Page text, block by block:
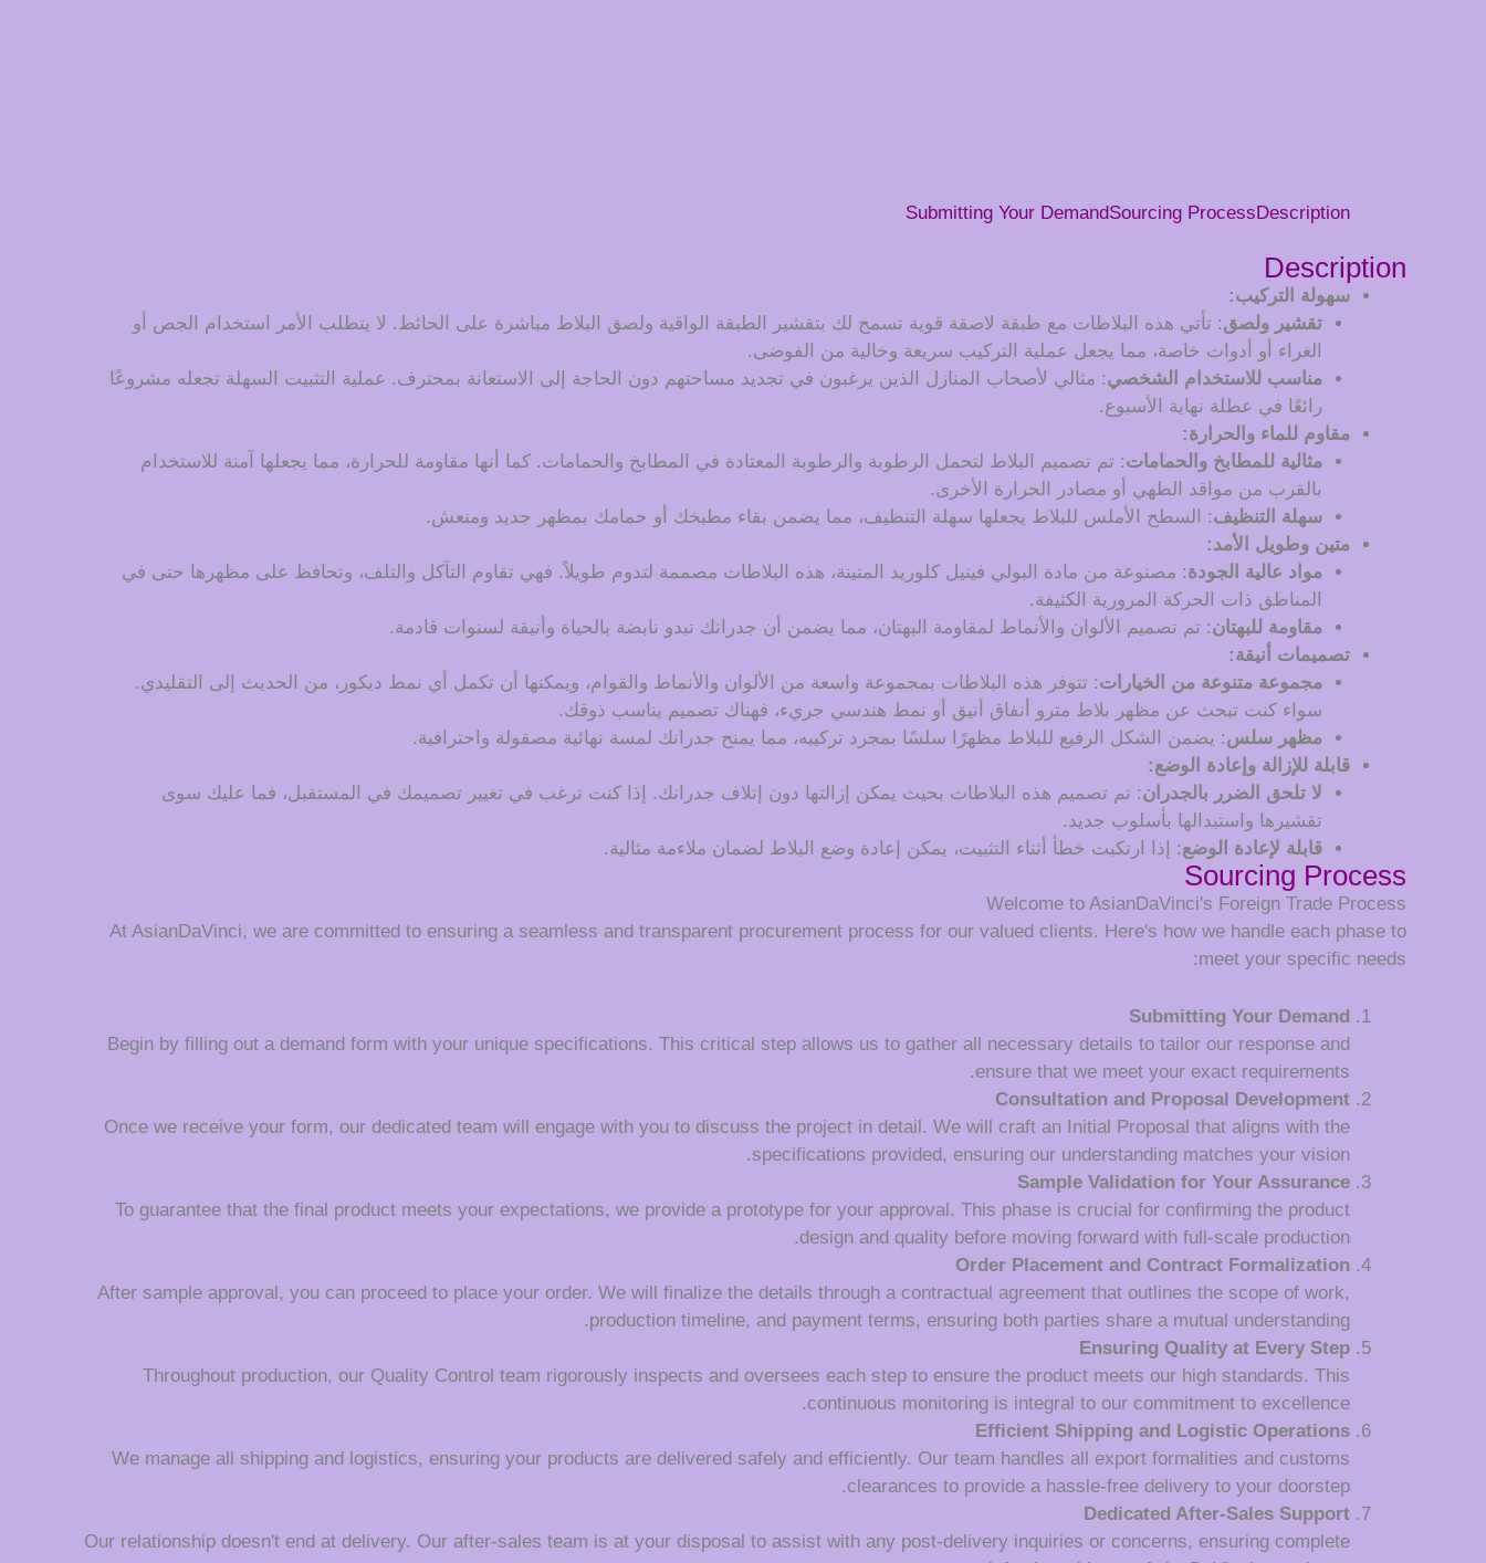
Description
Sourcing Process
Submitting Your Demand
Description
سهولة التركيب:
تقشير ولصق: تأتي هذه البلاطات مع طبقة لاصقة قوية تسمح لك بتقشير الطبقة الواقية ولصق البلاط مباشرة على الحائط. لا يتطلب الأمر استخدام الجص أو
الغراء أو أدوات خاصة، مما يجعل عملية التركيب سريعة وخالية من الفوضى.
مناسب للاستخدام الشخصي: مثالي لأصحاب المنازل الذين يرغبون في تجديد مساحتهم دون الحاجة إلى الاستعانة بمحترف. عملية التثبيت السهلة تجعله مشروعًا
رائعًا في عطلة نهاية الأسبوع.
مقاوم للماء والحرارة:
مثالية للمطابخ والحمامات: تم تصميم البلاط لتحمل الرطوبة والرطوبة المعتادة في المطابخ والحمامات. كما أنها مقاومة للحرارة، مما يجعلها آمنة للاستخدام
بالقرب من مواقد الطهي أو مصادر الحرارة الأخرى.
سهلة التنظيف: السطح الأملس للبلاط يجعلها سهلة التنظيف، مما يضمن بقاء مطبخك أو حمامك بمظهر جديد ومنعش.
متين وطويل الأمد:
مواد عالية الجودة: مصنوعة من مادة البولي فينيل كلوريد المتينة، هذه البلاطات مصممة لتدوم طويلاً. فهي تقاوم التآكل والتلف، وتحافظ على مظهرها حتى في
المناطق ذات الحركة المرورية الكثيفة.
مقاومة للبهتان: تم تصميم الألوان والأنماط لمقاومة البهتان، مما يضمن أن جدرانك تبدو نابضة بالحياة وأنيقة لسنوات قادمة.
تصميمات أنيقة:
مجموعة متنوعة من الخيارات: تتوفر هذه البلاطات بمجموعة واسعة من الألوان والأنماط والقوام، ويمكنها أن تكمل أي نمط ديكور، من الحديث إلى التقليدي.
سواء كنت تبحث عن مظهر بلاط مترو أنفاق أنيق أو نمط هندسي جريء، فهناك تصميم يناسب ذوقك.
مظهر سلس: يضمن الشكل الرفيع للبلاط مظهرًا سلسًا بمجرد تركيبه، مما يمنح جدرانك لمسة نهائية مصقولة واحترافية.
قابلة للإزالة وإعادة الوضع:
لا تلحق الضرر بالجدران: تم تصميم هذه البلاطات بحيث يمكن إزالتها دون إتلاف جدرانك. إذا كنت ترغب في تغيير تصميمك في المستقبل، فما عليك سوى
تقشيرها واستبدالها بأسلوب جديد.
قابلة لإعادة الوضع: إذا ارتكبت خطأ أثناء التثبيت، يمكن إعادة وضع البلاط لضمان ملاءمة مثالية.
Sourcing Process
Welcome to AsianDaVinci's Foreign Trade Process
At AsianDaVinci, we are committed to ensuring a seamless and transparent procurement process for our valued clients. Here's how we handle each phase to
meet your specific needs:
Submitting Your Demand
Begin by filling out a demand form with your unique specifications. This critical step allows us to gather all necessary details to tailor our response and
ensure that we meet your exact requirements.
Consultation and Proposal Development
Once we receive your form, our dedicated team will engage with you to discuss the project in detail. We will craft an Initial Proposal that aligns with the
specifications provided, ensuring our understanding matches your vision.
Sample Validation for Your Assurance
To guarantee that the final product meets your expectations, we provide a prototype for your approval. This phase is crucial for confirming the product
design and quality before moving forward with full-scale production.
Order Placement and Contract Formalization
After sample approval, you can proceed to place your order. We will finalize the details through a contractual agreement that outlines the scope of work,
production timeline, and payment terms, ensuring both parties share a mutual understanding.
Ensuring Quality at Every Step
Throughout production, our Quality Control team rigorously inspects and oversees each step to ensure the product meets our high standards. This
continuous monitoring is integral to our commitment to excellence.
Efficient Shipping and Logistic Operations
We manage all shipping and logistics, ensuring your products are delivered safely and efficiently. Our team handles all export formalities and customs
clearances to provide a hassle-free delivery to your doorstep.
Dedicated After-Sales Support
Our relationship doesn't end at delivery. Our after-sales team is at your disposal to assist with any post-delivery inquiries or concerns, ensuring complete